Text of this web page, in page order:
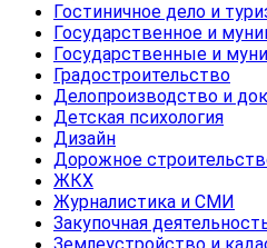
Гостиничное дело и
Государственное и
Государственные и
Градостроительство
Делопроизводство и
Детская психология
Дизайн
Дорожное
ЖКХ
Журналистика и СМИ
Закупочная